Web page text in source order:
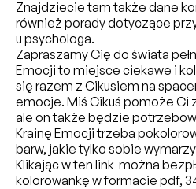
Znajdziecie tam także dane
również porady dotyczące
u psychologa.
Zapraszamy Cię do świata
Emocji to miejsce ciekawe i
się razem z Cikusiem na
emocje. Miś Cikuś pomoże Ci
ale on także będzie
Krainę Emocji trzeba
barw, jakie tylko sobie
Klikając w ten link można
kolorowankę w formacie pdf,